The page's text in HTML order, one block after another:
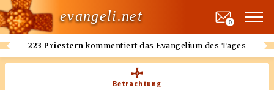
evangeli.net
223 Priestern kommentiert das Evangelium des Tages
0
Betrachtung